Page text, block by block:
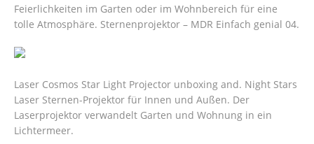
Feierlichkeiten im Garten oder im Wohnbereich für eine
tolle Atmosphäre. Sternenprojektor – MDR Einfach genial 04.
Laser Cosmos Star Light Projector unboxing and. Night Stars
Laser Sternen-Projektor für Innen und Außen. Der
Laserprojektor verwandelt Garten und Wohnung in ein
Lichtermeer.